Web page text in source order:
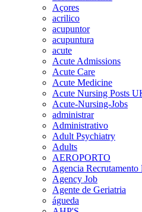
Açores
acrilico
acupuntor
acupuntura
acute
Acute Admissions
Acute Care
Acute Medicine
Acute Nursing Posts
Acute-Nursing-Jobs
administrar
Administrativo
Adult Psychiatry
Adults
AEROPORTO
Agencia
Agency Job
Agente de Geriatria
águeda